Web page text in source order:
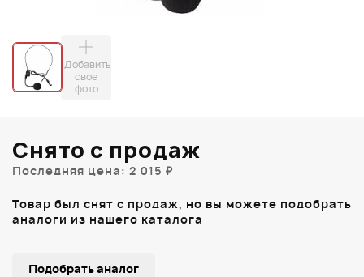
Добавить
свое
фото
Снято с продаж
Последняя цена: 2 015 ₽
Товар был снят с продаж, но вы можете подобрать
аналоги из нашего каталога
Подобрать аналог